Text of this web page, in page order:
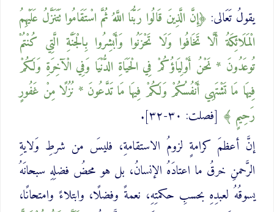
يقولُ تَعَالى:
إِنَّ الَّذِينَ قَالُوا رَبُّنَا اللَّهُ ‌ثُمَّ ‌اسْتَقَامُوا تَتَنَزَّلُ عَلَيْهِمُ
الْمَلَائِكَةُ أَلَّا تَخَافُوا وَلَا تَحْزَنُوا وَأَبْشِرُوا بِالْجَنَّةِ الَّتِي كُنْتُمْ
تُوعَدُونَ * نَحْنُ أَوْلِيَاؤُكُمْ فِي الْحَيَاةِ الدُّنْيَا وَفِي الْآخِرَةِ وَلَكُمْ
فِيهَا مَا تَشْتَهِي أَنْفُسُكُمْ وَلَكُمْ فِيهَا مَا تَدَّعُونَ * نُزُلًا مِنْ غَفُورٍ
رَحِيمٍ
[فصلت: ٣٠-٣٢].
إنَّ أعظمَ كرامةٍ لزومُ الاستقامةِ، فليسَ من شرطِ وَلايةِ
الرَّحمنِ خرقُ ما اعتادَهُ الإنسانُ، بل هو محضُ فضلِهِ سبحانَهُ
يسوقُهُ لعبدِهِ بحسبِ حكمتِهِ، نعمةً وفضلًا، وابتلاءً وامتحانًا،